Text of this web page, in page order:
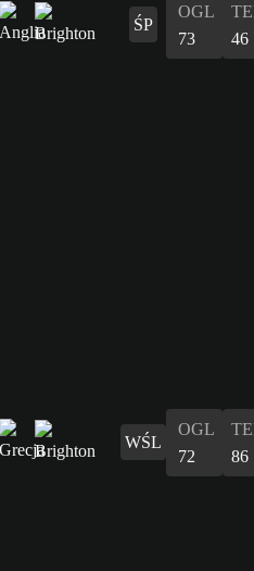
ŚP
OGL
73
46
WŚL
OGL
72
86